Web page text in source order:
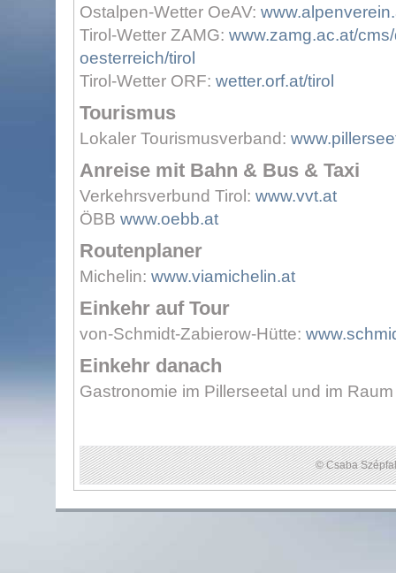
Ostalpen-Wetter OeAV:
Tirol-Wetter ZAMG: www.zamg.ac.at/
oesterreich/tirol
Tirol-Wetter ORF: wetter.orf.at/tirol
Tourismus
Lokaler Tourismusverband:
Anreise mit Bahn & Bus & Taxi
Verkehrsverbund Tirol: www.vvt.at
ÖBB www.oebb.at
Routenplaner
Michelin: www.viamichelin.at
Einkehr auf Tour
von-Schmidt-Zabierow-Hütte:
Einkehr danach
Gastronomie im Pillerseetal und im
© Csaba